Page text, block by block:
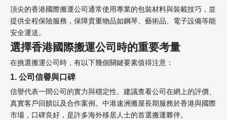
頂尖的香港國際搬運公司通常使用專業的包裝材料與裝載技巧，並
提供全程保險服務，保障貴重物品如鋼琴、藝術品、電子設備等能
安全運送。
選擇香港國際搬運公司時的重要考量
在挑選搬運公司時，有以下幾個關鍵要素值得注意：
1. 公司信譽與口碑
信譽代表一間公司的實力與穩定性。建議查看公司在網上的評價、
真實客戶回饋以及合作案例。中港速洲搬屋長期服務於香港與國際
市場，口碑良好，是許多海外移居人士的首選搬運夥伴。